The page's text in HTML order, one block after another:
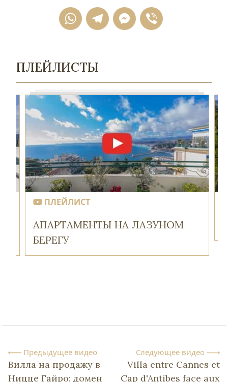
WhatsApp
Telegram
Messenger
ПЛЕЙЛИСТЫ
ПЛЕЙЛИСТ
АПАРТАМЕНТЫ НА ЛАЗУНОМ
БЕРЕГУ
Предыдущее видео
Вилла на продажу в
Ницце Гайро: домен
Следующее видео
Villa entre Cannes et
Cap d'Antibes face aux